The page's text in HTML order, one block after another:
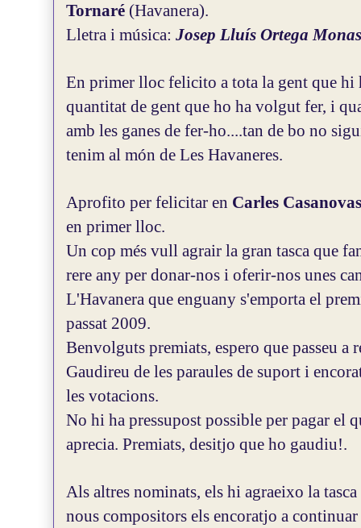
Tornaré (Havanera).
Lletra i música: Josep Lluís Ortega
En primer lloc felicito a tota la gent que hi
quantitat de gent que ho ha volgut fer, i
amb les ganes de fer-ho....tan de bo no
tenim al món de Les Havaneres.
Aprofito per felicitar en Carles Casanovas
en primer lloc.
Un cop més vull agrair la gran tasca que
rere any per donar-nos i oferir-nos unes
L'Havanera que enguany s'emporta el
passat 2009.
Benvolguts premiats, espero que passeu
Gaudireu de les paraules de suport i
les votacions.
No hi ha pressupost possible per pagar el
aprecia. Premiats, desitjo que ho gaudiu!.
Als altres nominats, els hi agraeixo la
nous compositors els encoratjo a